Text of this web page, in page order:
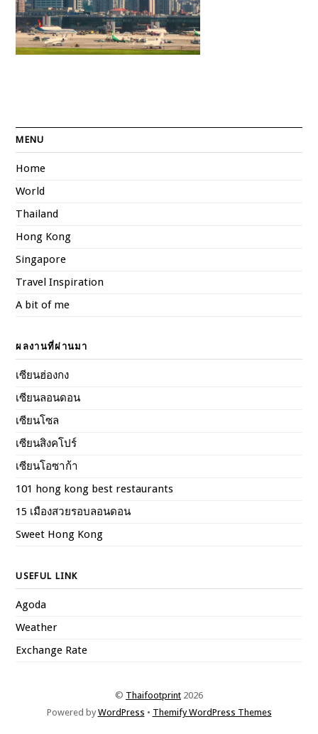
MENU
Home
World
Thailand
Hong Kong
Singapore
Travel Inspiration
A bit of me
ผลงานที่ผ่านมา
เซียนฮ่องกง
เซียนลอนดอน
เซียนโซล
เซียนสิงคโปร์
เซียนโอซาก้า
101 hong kong best restaurants
15 เมืองสวยรอบลอนดอน
Sweet Hong Kong
USEFUL LINK
Agoda
Weather
Exchange Rate
© Thaifootprint 2026
Powered byWordPress • Themify WordPress Themes